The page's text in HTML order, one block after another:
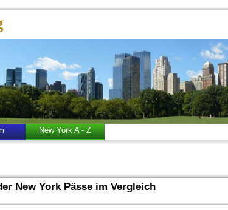
New York A - Z
New York Pässe im Vergleich